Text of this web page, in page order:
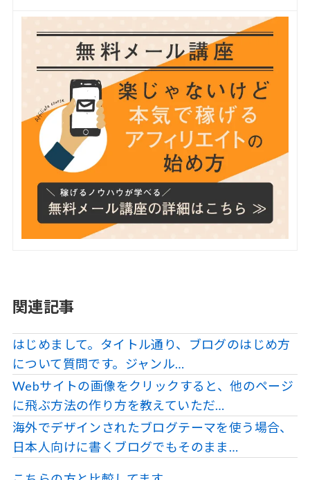
関連記事
はじめまして。タイトル通り、ブログのはじめ方
について質問です。ジャンル…
Webサイトの画像をクリックすると、他のページ
に飛ぶ方法の作り方を教えていただ…
海外でデザインされたブログテーマを使う場合、
日本人向けに書くブログでもそのまま…